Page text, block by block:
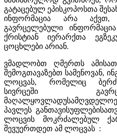
გატაცებულ ეპისკოპოსთა
ინფორმაცია არა
გავრცელებული
ქრისტიან იერარქთა
ცოცხლები არიან.
ვმადლობთ ღმერთს
შემოგთავაზებთ სამენოვან,
ლოცვას, რომელიც
სივრცეში
პავლეს
ლოცვის მოკრძალებულ
შევუერთდეთ ამ ლოცვას :